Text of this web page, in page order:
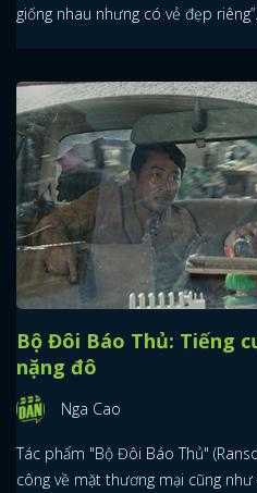
giống nhau nhưng có vẻ đẹp riêng”.
Bộ Đôi Báo Thủ: Tiếng
nặng đô
Nga Cao
Tác phẩm "Bộ Đôi Báo Thủ"
công về mặt thương mại cũng